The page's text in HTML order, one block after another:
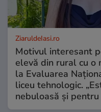
ZiaruldeIasi.ro
Motivul interesant
elevă din rural cu o
la Evaluarea
liceu tehnologic.
nebuloasă și pentru